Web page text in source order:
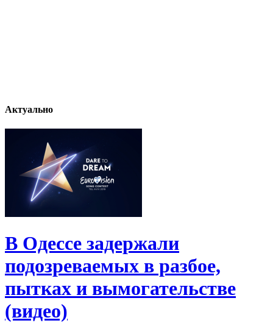
Актуально
В Одессе задержали
подозреваемых в разбое,
пытках и вымогательстве
(видео)